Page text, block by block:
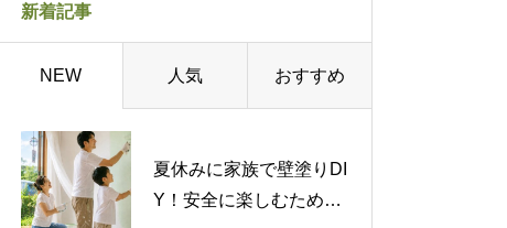
新着記事
NEW 人気 おすすめ
夏休みに家族で壁塗りDI
Y！安全に楽しむための